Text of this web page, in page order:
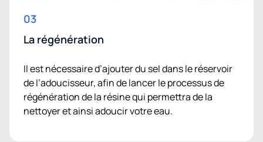
03
La régénération
Il est nécessaire d’ajouter du sel dans le réservoir
de l’adoucisseur, afin de lancer le processus de
régénération de la résine qui permettra de la
nettoyer et ainsi adoucir votre eau.